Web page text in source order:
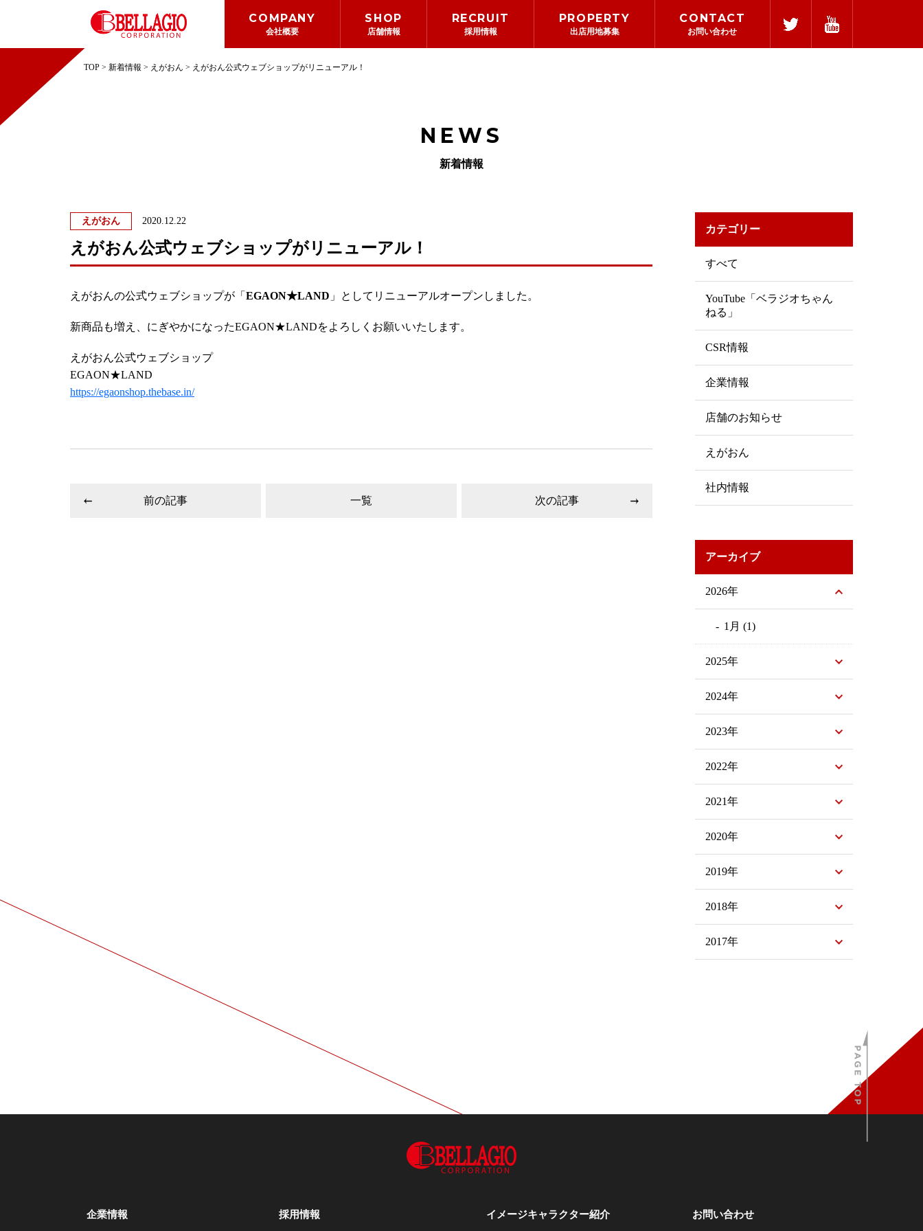
COMPANY
会社概要
COMPANY
会社概要
SHOP
店舗情報
RECRUIT
採用情報
PROPERTY
出店用地募集
CONTACT
お問い合わせ
TOP > 新着情報 > えがおん > えがおん公式ウェブショップがリニューアル！
NEWS
新着情報
えがおん 2020.12.22
えがおん公式ウェブショップがリニューアル！
えがおんの公式ウェブショップが「 EGAON★LAND 」としてリニューアルオープンしました。
新商品も増え、にぎやかになったEGAON★LANDをよろしくお願いいたします。
えがおん公式ウェブショップ
EGAON★LAND
https://egaonshop.thebase.in/
前の記事 一覧 次の記事
カテゴリー
すべて
YouTube「ベラジオちゃん
ねる」
CSR情報
企業情報
店舗のお知らせ
えがおん
社内情報
アーカイブ
2026年
1月 (1)
2025年
2024年
2023年
2022年
2021年
2020年
2019年
2018年
2017年
企業情報 採用情報 イメージキャラクター紹介 お問い合わせ